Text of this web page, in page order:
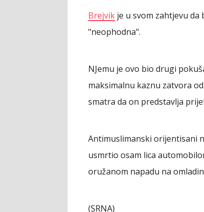
Brejvik je u svom zahtjevu
"neophodna".
NJemu je ovo bio drugi
maksimalnu kaznu zatvora
smatra da on predstavlja
Antimuslimanski orijentisani
usmrtio osam lica
oružanom napadu na
(SRNA)